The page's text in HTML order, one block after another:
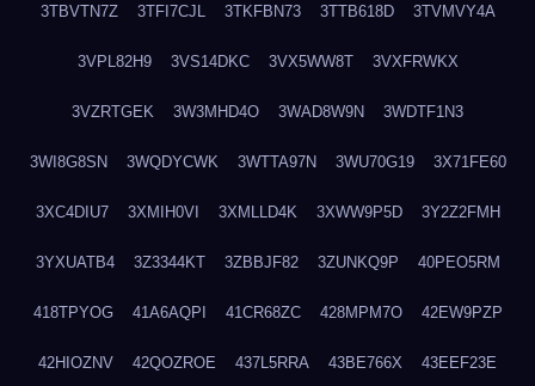
3TBVTN7Z 3TFI7CJL 3TKFBN73 3TTB618D 3TVMVY4A
3VPL82H9 3VS14DKC 3VX5WW8T 3VXFRWKX
3VZRTGEK 3W3MHD4O 3WAD8W9N 3WDTF1N3
3WI8G8SN 3WQDYCWK 3WTTA97N 3WU70G19 3X71FE60
3XC4DIU7 3XMIH0VI 3XMLLD4K 3XWW9P5D 3Y2Z2FMH
3YXUATB4 3Z3344KT 3ZBBJF82 3ZUNKQ9P 40PEO5RM
418TPYOG 41A6AQPI 41CR68ZC 428MPM7O 42EW9PZP
42HIOZNV 42QOZROE 437L5RRA 43BE766X 43EEF23E